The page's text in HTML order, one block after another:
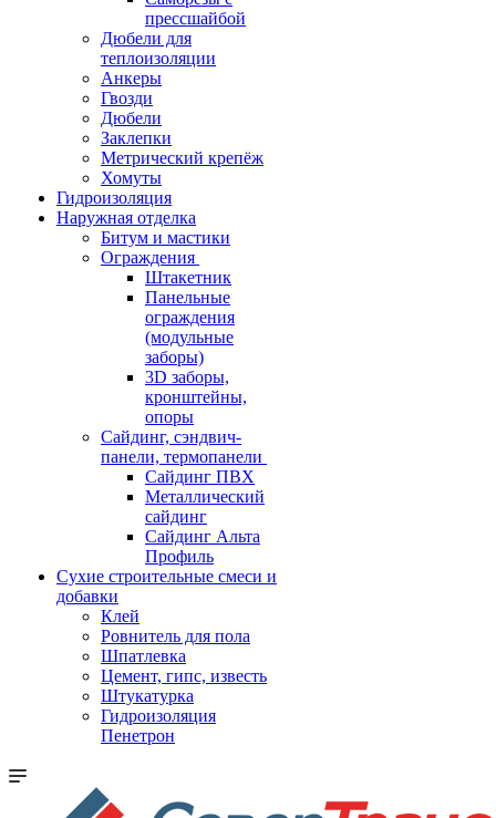
прессшайбой
Дюбели для
теплоизоляции
Анкеры
Гвозди
Дюбели
Заклепки
Метрический крепёж
Хомуты
Гидроизоляция
Наружная отделка
Битум и мастики
Ограждения
Штакетник
Панельные
ограждения
(модульные
заборы)
3D заборы,
кронштейны,
опоры
Cайдинг, сэндвич-
панели, термопанели
Сайдинг ПВХ
Металлический
сайдинг
Сайдинг Альта
Профиль
Сухие строительные смеси и
добавки
Клей
Ровнитель для пола
Шпатлевка
Цемент, гипс, известь
Штукатурка
Гидроизоляция
Пенетрон